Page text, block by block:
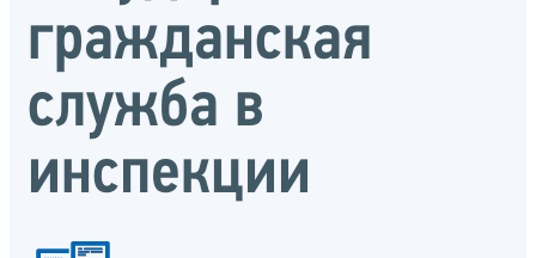
гражданская
служба в
инспекции